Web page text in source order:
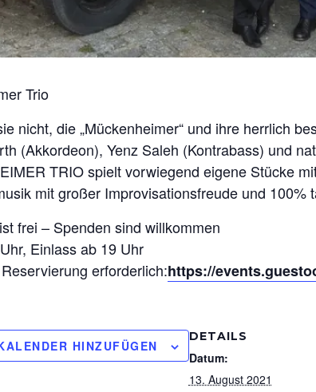
Trio
nicht, die „Mückenheimer“ und ihre herrlich
(Akkordeon), Yenz Saleh (Kontrabass) und
TRIO spielt vorwiegend eigene Stücke
mit großer Improvisationsfreude und 100%
frei – Spenden sind willkommen
Einlass ab 19 Uhr
erforderlich:https://
HINZUFÜGEN
DETAILS
Datum:
13. August 2021